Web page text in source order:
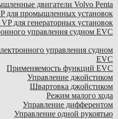
двигатели Volvo Penta
для промышленных установок
для генераторных установок
управления судном EVC
управления судном
EVC
Применяемость функций EVC
Управление джойстиком
Швартовка джойстиком
Режим малого хода
Управление дифферентом
Управление одной рукоятью